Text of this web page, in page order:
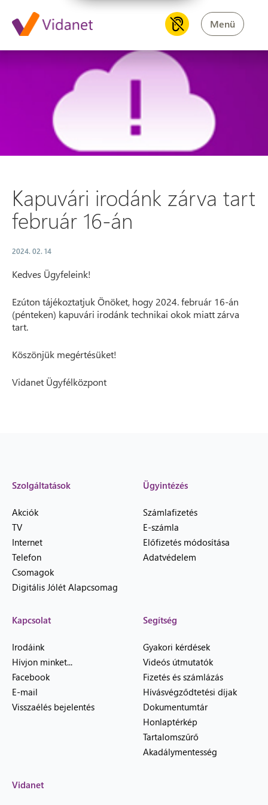
Menü
Kapuvári irodánk zárva tart
Kapuvári irodánk zárva tart
február 16-án
2024. 02. 14
Kedves Ügyfeleink!
Ezúton tájékoztatjuk Önöket, hogy 2024. február 16-án
(pénteken) kapuvári irodánk technikai okok miatt zárva
tart.
Köszönjük megértésüket!
Vidanet Ügyfélközpont
Szolgáltatások
Akciók
TV
Internet
Telefon
Csomagok
Digitális Jólét Alapcsomag
Ügyintézés
Számlafizetés
E-számla
Előfizetés módosítása
Adatvédelem
Kapcsolat
Irodáink
Hívjon minket...
Facebook
E-mail
Visszaélés bejelentés
Segítség
Gyakori kérdések
Videós útmutatók
Fizetés és számlázás
Hívásvégződtetési díjak
Dokumentumtár
Honlaptérkép
Tartalomszűrő
Akadálymentesség
Vidanet